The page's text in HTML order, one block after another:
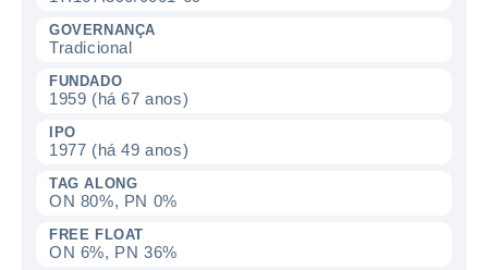
GOVERNANÇA
Tradicional
FUNDADO
1959 (há 67 anos)
IPO
1977 (há 49 anos)
TAG ALONG
ON 80%, PN 0%
FREE FLOAT
ON 6%, PN 36%